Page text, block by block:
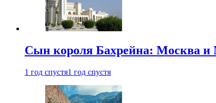
Сын короля Бахрейна: Москва и
1 год спустя1 год спустя